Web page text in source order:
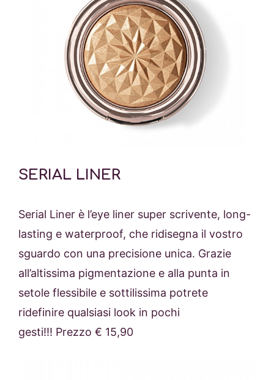
SERIAL LINER
Serial Liner è l’eye liner super scrivente, long-
lasting e waterproof, che ridisegna il vostro
sguardo con una precisione unica. Grazie
all’altissima pigmentazione e alla punta in
setole flessibile e sottilissima potrete
ridefinire qualsiasi look in pochi
gesti!!! Prezzo € 15,90